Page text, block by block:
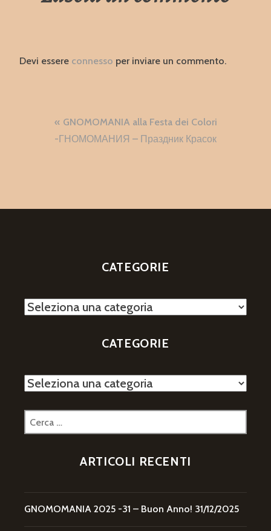
Devi essere connesso per inviare un commento.
Navigazione
articoli
GNOMOMANIA alla Festa dei Colori
-ГНОМОМАНИЯ – Праздник Красок
CATEGORIE
Categorie
CATEGORIE
Categorie
Ricerca
per:
ARTICOLI RECENTI
GNOMOMANIA 2025 -31 – Buon Anno! 31/12/2025